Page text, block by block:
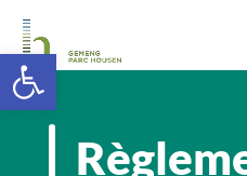
Ouvrir la barre d’outils